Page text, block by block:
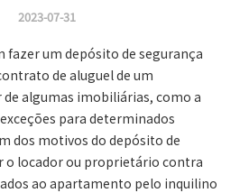
2023-07-31
fazer um depósito de segurança
de aluguel de um
algumas imobiliárias, como a
para determinados
dos motivos do depósito de
o locador ou proprietário contra
ao apartamento pelo inquilino